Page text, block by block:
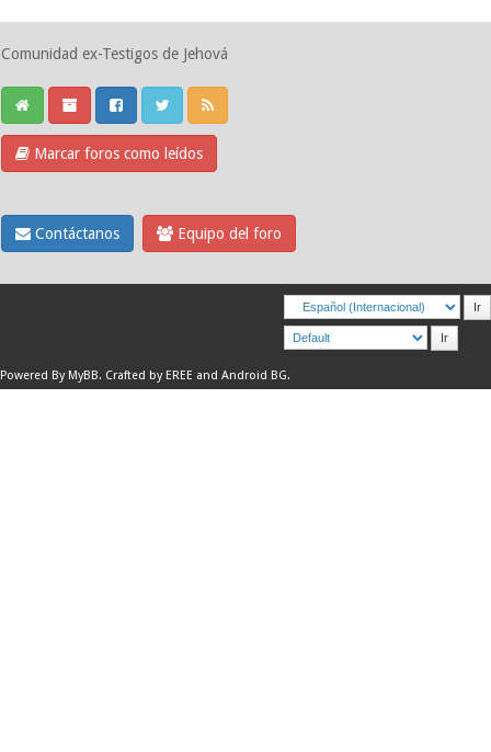
Comunidad ex-Testigos de Jehová
Marcar foros como leídos
Contáctanos Equipo del foro
Powered By MyBB. Crafted by EREE and Android BG.